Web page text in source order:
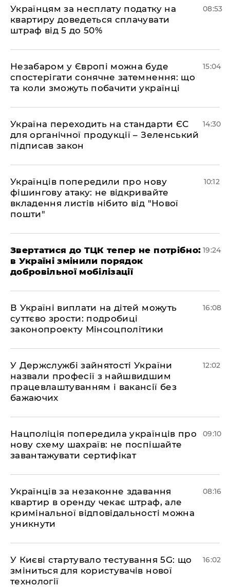
Українцям за несплату податку на
квартиру доведеться сплачувати
штраф від 5 до 50%
08:53
​Незабаром у Європі можна буде
спостерігати сонячне затемнення: що
та коли зможуть побачити українці
15:04
​Україна переходить на стандарти ЄС
для органічної продукції – Зеленський
підписав закон
14:30
Українців попередили про нову
фішингову атаку: не відкривайте
вкладення листів нібито від "Нової
пошти"
10:12
​Звертатися до ТЦК тепер не потрібно:
в Україні змінили порядок
добровільної мобілізації
19:24
В Україні виплати на дітей можуть
суттєво зрости: подробиці
законопроекту Мінсоцполітики
16:08
У Держслужбі зайнятості України
назвали професії з найшвидшим
працевлаштуванням і вакансії без
бажаючих
12:02
Нацполіція попередила українців про
нову схему шахраїв: не поспішайте
завантажувати сертифікат
09:10
Українців за незаконне здавання
квартир в оренду чекає штраф, але
кримінальної відповідальності можна
уникнути
08:16
У Києві стартувало тестування 5G: що
зміниться для користувачів нової
технології
16:02